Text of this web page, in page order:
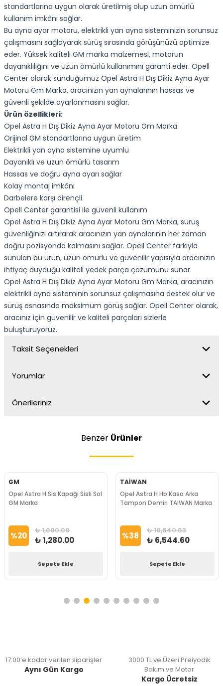
standartlarına uygun olarak üretilmiş olup uzun ömürlü
kullanım imkânı sağlar.
Bu ayna ayar motoru, elektrikli yan ayna sisteminizin sorunsuz
çalışmasını sağlayarak sürüş sırasında görüşünüzü optimize
eder. Yüksek kaliteli GM marka malzemesi, motorun
dayanıklılığını ve uzun ömürlü kullanımını garanti eder. Opell
Center olarak sunduğumuz Opel Astra H Dış Dikiz Ayna Ayar
Motoru Gm Marka, aracınızın yan aynalarının hassas ve
güvenli şekilde ayarlanmasını sağlar.
Ürün özellikleri:
Opel Astra H Dış Dikiz Ayna Ayar Motoru Gm Marka
Orijinal GM standartlarına uygun üretim
Elektrikli yan ayna sistemine uyumlu
Dayanıklı ve uzun ömürlü tasarım
Hassas ve doğru ayna ayarı sağlar
Kolay montaj imkânı
Darbelere karşı dirençli
Opell Center garantisi ile güvenli kullanım
Opel Astra H Dış Dikiz Ayna Ayar Motoru Gm Marka, sürüş
güvenliğinizi artırarak aracınızın yan aynalarının her zaman
doğru pozisyonda kalmasını sağlar. Opell Center farkıyla
sunulan bu ürün, uzun ömürlü ve güvenilir yapısıyla aracınızın
ihtiyaç duyduğu kaliteli yedek parça çözümünü sunar.
Opel Astra H Dış Dikiz Ayna Ayar Motoru Gm Marka, aracınızın
elektrikli ayna sisteminin sorunsuz çalışmasına destek olur ve
sürüş esnasında maksimum görüş sağlar. Opell Center olarak,
aracınız için güvenilir ve kaliteli parçaları sizlerle
buluşturuyoruz.
Taksit Seçenekleri
Yorumlar
Önerileriniz
Benzer Ürünler
GM
Opel Astra H Sis Kapağı Sisli Sol
GM Marka
%20 ₺ 1,600.00
₺ 1,280.00
Sepete Ekle
TAİWAN
Opel Astra H Hb Kasa Arka
Tampon Demiri TAIWAN Marka
%38 ₺ 10,640.63
₺ 6,544.60
Sepete Ekle
17:00’e kadar verilen siparişler
Aynı Gün Kargo
3000 TL ve Üzeri Preiyodik
Bakım ve Motor
Kargo Ücretsiz